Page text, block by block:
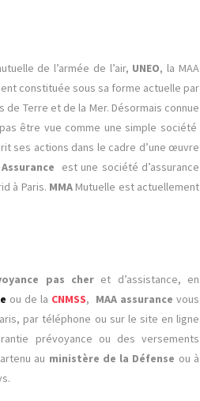
de l’armée de l’air, UNEO, la MAA
constituée sous sa forme actuelle par
Terre et de la Mer. Désormais connue
être vue comme une simple société
ses actions dans le cadre d’une œuvre
Assurance est une société d’assurance
à Paris. MMAMutuelle est actuellement
pas cher et d’assistance, en
ou de la CNMSS, MAA assurance vous
par téléphone ou sur le site en ligne
prévoyance ou des versements
au ministère de la Défense ou à